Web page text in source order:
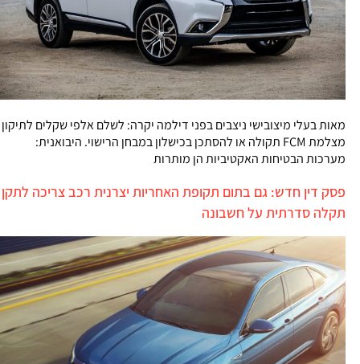
מאות בעלי מיצובישי ניצבים בפני דילמה יקרה: לשלם אלפי שקלים לתיקון
מצלמת FCM תקולה או להסתכן בכישלון במבחן הרישוי. היבואנית:
מערכות הבטיחות האקטיביות הן מותרות
פסק דין חדש: גם בתום תקופת האחריות יצרנית רכב צריכה לתקן
תקלה סדרתית על חשבונה